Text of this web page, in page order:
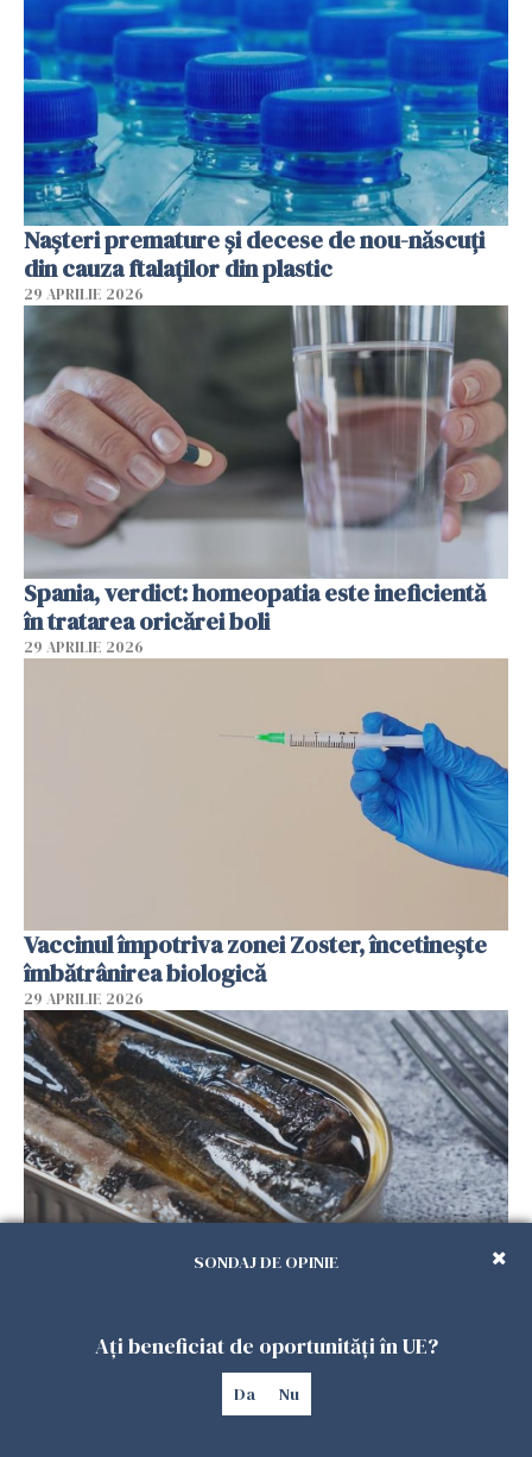
Nașteri premature și decese de nou-născuți
din cauza ftalaților din plastic
29 APRILIE 2026
Spania, verdict: homeopatia este ineficientă
în tratarea oricărei boli
29 APRILIE 2026
Vaccinul împotriva zonei Zoster, încetinește
îmbătrânirea biologică
29 APRILIE 2026
29 APRILIE 2026
SONDAJ DE OPINIE
Ați beneficiat de oportunități în UE?
Da Nu